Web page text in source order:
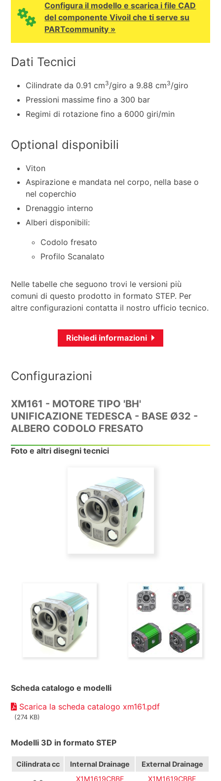
Configura il modello e scarica i file CAD
del componente Vivoil che ti serve su
PARTcommunity »
Dati Tecnici
Cilindrate da 0.91 cm3/giro a 9.88 cm3/giro
Pressioni massime fino a 300 bar
Regimi di rotazione fino a 6000 giri/min
Optional disponibili
Viton
Aspirazione e mandata nel corpo, nella base o
nel coperchio
Drenaggio interno
Alberi disponibili:
Codolo fresato
Profilo Scanalato
Nelle tabelle che seguono trovi le versioni più
comuni di questo prodotto in formato STEP. Per
altre configurazioni contatta il nostro ufficio tecnico.
Richiedi informazioni
Configurazioni
XM161 - MOTORE TIPO 'BH'
UNIFICAZIONE TEDESCA - BASE Ø32 -
ALBERO CODOLO FRESATO
Foto e altri disegni tecnici
Scheda catalogo e modelli
Scarica la scheda catalogo xm161.pdf
(274 KB)
Modelli 3D in formato STEP
Cilindratacc Internal Drainage External Drainage
X1M1619CBBF X1M1619CBBE